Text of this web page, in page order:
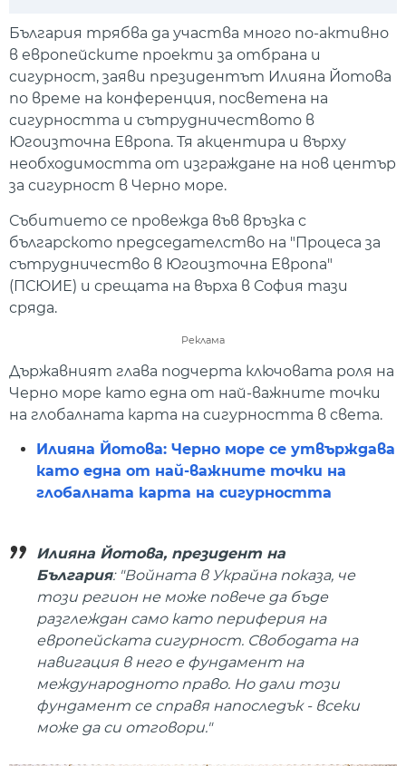
България трябва да участва много по-активно
в европейските проекти за отбрана и
сигурност, заяви президентът Илияна Йотова
по време на конференция, посветена на
сигурността и сътрудничеството в
Югоизточна Европа. Тя акцентира и върху
необходимостта от изграждане на нов център
за сигурност в Черно море.
Събитието се провежда във връзка с
българското председателство на "Процеса за
сътрудничество в Югоизточна Европа"
(ПСЮИЕ) и срещата на върха в София тази
сряда.
Реклама
Държавният глава подчерта ключовата роля на
Черно море като една от най-важните точки
на глобалната карта на сигурността в света.
Илияна Йотова: Черно море се утвърждава
като една от най-важните точки на
глобалната карта на сигурността
Илияна Йотова, президент на
България: "Войната в Украйна показа, че
този регион не може повече да бъде
разглеждан само като периферия на
европейската сигурност. Свободата на
навигация в него е фундамент на
международното право. Но дали този
фундамент се справя напоследък - всеки
може да си отговори."